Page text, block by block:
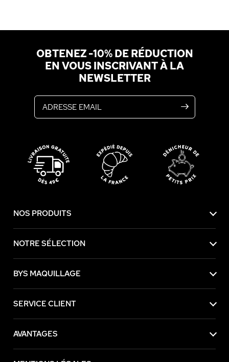
OBTENEZ -10% DE RÉDUCTION
EN VOUS INSCRIVANT À LA
NEWSLETTER
NOS PRODUITS
NOTRE SÉLECTION
BYS MAQUILLAGE
SERVICE CLIENT
AVANTAGES